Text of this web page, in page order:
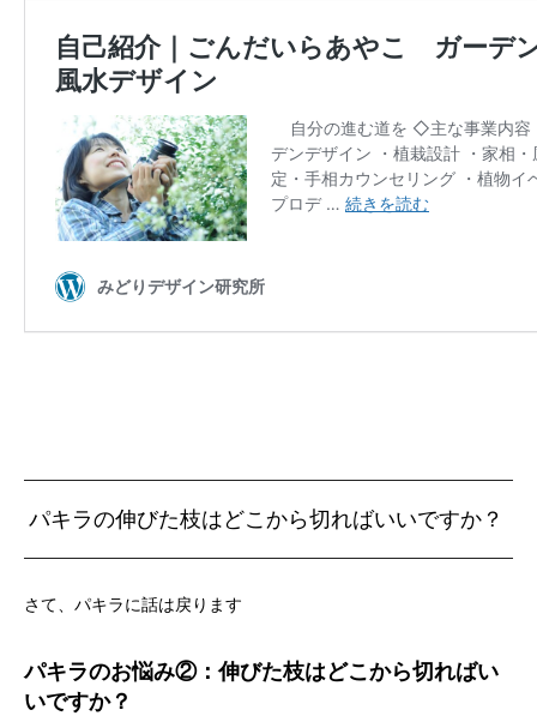
パキラの伸びた枝はどこから切ればいいですか？
さて、パキラに話は戻ります
パキラのお悩み②：伸びた枝はどこから切ればい
いですか？